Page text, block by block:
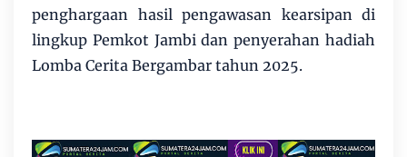
penghargaan hasil pengawasan kearsipan di
lingkup Pemkot Jambi dan penyerahan hadiah
Lomba Cerita Bergambar tahun 2025.